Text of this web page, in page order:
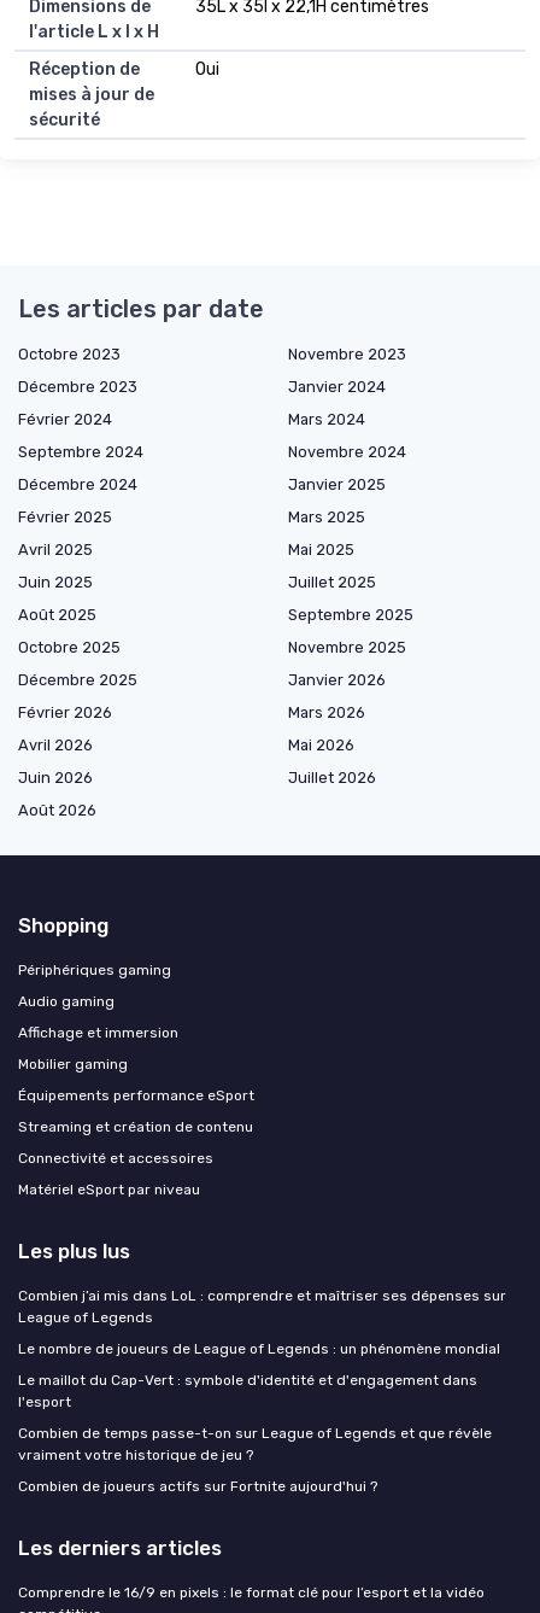
Dimensions de
l'article L x l x H
35L x 35l x 22,1H centimètres
Réception de
mises à jour de
sécurité
Oui
Les articles par date
Octobre 2023
Novembre 2023
Décembre 2023
Janvier 2024
Février 2024
Mars 2024
Septembre 2024
Novembre 2024
Décembre 2024
Janvier 2025
Février 2025
Mars 2025
Avril 2025
Mai 2025
Juin 2025
Juillet 2025
Août 2025
Septembre 2025
Octobre 2025
Novembre 2025
Décembre 2025
Janvier 2026
Février 2026
Mars 2026
Avril 2026
Mai 2026
Juin 2026
Juillet 2026
Août 2026
Shopping
Périphériques gaming
Audio gaming
Affichage et immersion
Mobilier gaming
Équipements performance eSport
Streaming et création de contenu
Connectivité et accessoires
Matériel eSport par niveau
Les plus lus
Combien j’ai mis dans LoL : comprendre et maîtriser ses dépenses sur
League of Legends
Le nombre de joueurs de League of Legends : un phénomène mondial
Le maillot du Cap-Vert : symbole d'identité et d'engagement dans
l'esport
Combien de temps passe-t-on sur League of Legends et que révèle
vraiment votre historique de jeu ?
Combien de joueurs actifs sur Fortnite aujourd'hui ?
Les derniers articles
Comprendre le 16/9 en pixels : le format clé pour l’esport et la vidéo